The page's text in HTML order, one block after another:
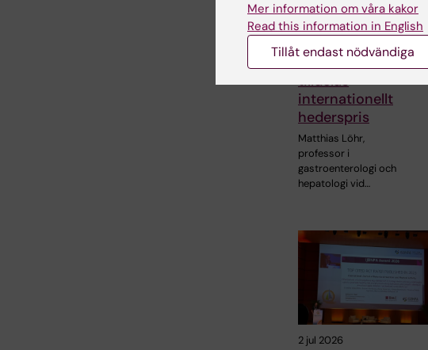
CLINTEC-professor
tilldelas
internationellt
hederspris
Matthias Löhr,
professor i
gastroenterologi och
hepatologi vid…
2 jul 2026
Mer information om våra kakor
Read this information in English
Tillåt endast nödvändiga